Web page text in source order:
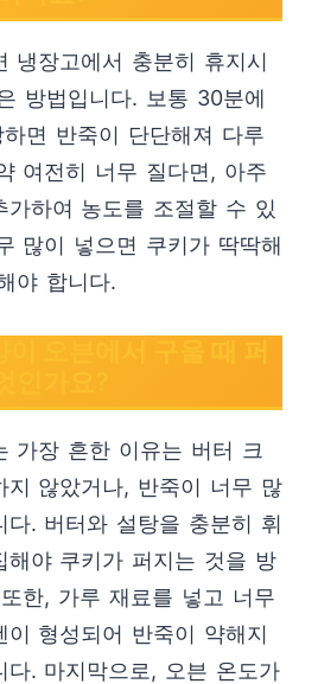
냉장고에서 충분히 휴지시
방법입니다. 보통 30분에
면 반죽이 단단해져 다루
여전히 너무 질다면, 아주
가하여 농도를 조절할 수 있
많이 넣으면 쿠키가 딱딱해
야 합니다.
가장 흔한 이유는 버터 크
지 않았거나, 반죽이 너무 많
다. 버터와 설탕을 충분히 휘
해야 쿠키가 퍼지는 것을 방
한, 가루 재료를 넣고 너무
이 형성되어 반죽이 약해지
다. 마지막으로, 오븐 온도가